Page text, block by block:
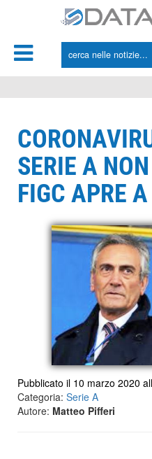
SERIE A
FIGC APRE
Pubblicato il 10 marzo 2020
Categoria: Serie A
Autore: Matteo Pifferi